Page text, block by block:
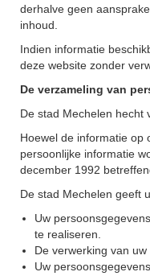
derhalve geen
inhoud.
Indien informatie
deze website zonder
De verzameling van
De stad Mechelen hecht
Hoewel de informatie op
persoonlijke informatie
december 1992
De stad Mechelen geeft
Uw
te realiseren.
De verwerking van
Uw